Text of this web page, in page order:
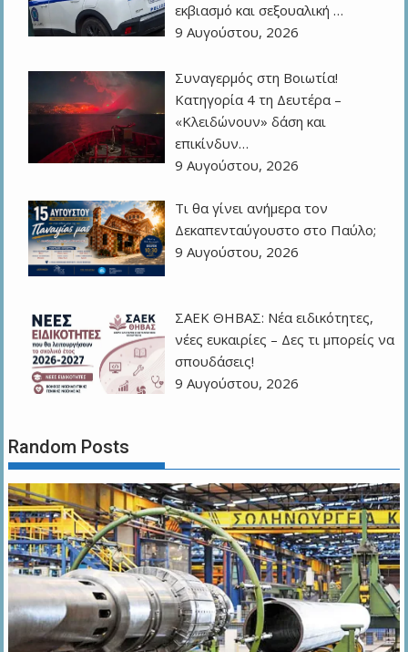
εκβιασμό και σεξουαλική …
9 Αυγούστου, 2026
Συναγερμός στη Βοιωτία!
Κατηγορία 4 τη Δευτέρα –
«Κλειδώνουν» δάση και
επικίνδυν…
9 Αυγούστου, 2026
Τι θα γίνει ανήμερα τον
Δεκαπενταύγουστο στο Παύλο;
9 Αυγούστου, 2026
ΣΑΕΚ ΘΗΒΑΣ: Νέα ειδικότητες,
νέες ευκαιρίες – Δες τι μπορείς να
σπουδάσεις!
9 Αυγούστου, 2026
Random Posts